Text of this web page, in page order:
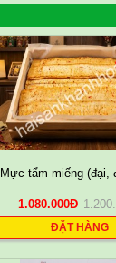
Mực tẩm miếng (đại,
1.080.000Đ
ĐẶT HÀNG